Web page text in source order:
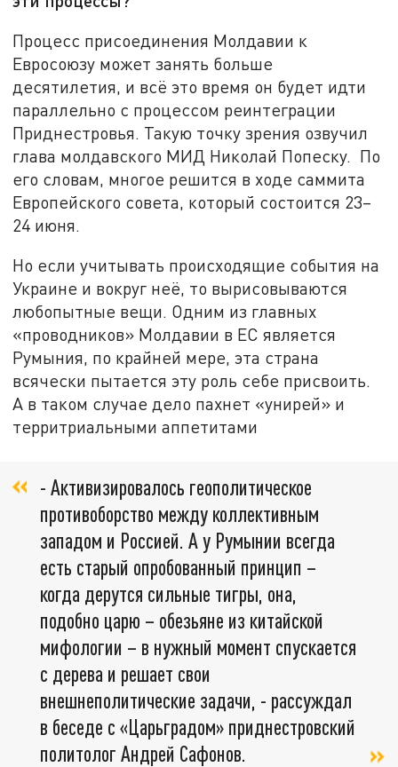
Процесс присоединения Молдавии к
Евросоюзу может занять больше
десятилетия, и всё это время он будет идти
параллельно с процессом реинтеграции
Приднестровья. Такую точку зрения озвучил
глава молдавского МИД Николай Попеску. По
его словам, многое решится в ходе саммита
Европейского совета, который состоится 23–
24 июня.
Но если учитывать происходящие события на
Украине и вокруг неё, то вырисовываются
любопытные вещи. Одним из главных
«проводников» Молдавии в ЕС является
Румыния, по крайней мере, эта страна
всячески пытается эту роль себе присвоить.
А в таком случае дело пахнет «унирей» и
территриальными аппетитами
- Активизировалось геополитическое
противоборство между коллективным
западом и Россией. А у Румынии всегда
есть старый опробованный принцип –
когда дерутся сильные тигры, она,
подобно царю – обезьяне из китайской
мифологии – в нужный момент спускается
с дерева и решает свои
внешнеполитические задачи, - рассуждал
в беседе с «Царьградом» приднестровский
политолог Андрей Сафонов.